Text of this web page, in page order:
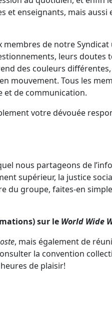
et enseignants, mais aussi
membres de notre
leurs doutes
des couleurs
mouvement. Tous les
et de communication.
votre dévouée
nous partageons de
supérieur, la justice
du groupe, faites-en
sur le World Wide
, mais également de
la convention
de plaisir!